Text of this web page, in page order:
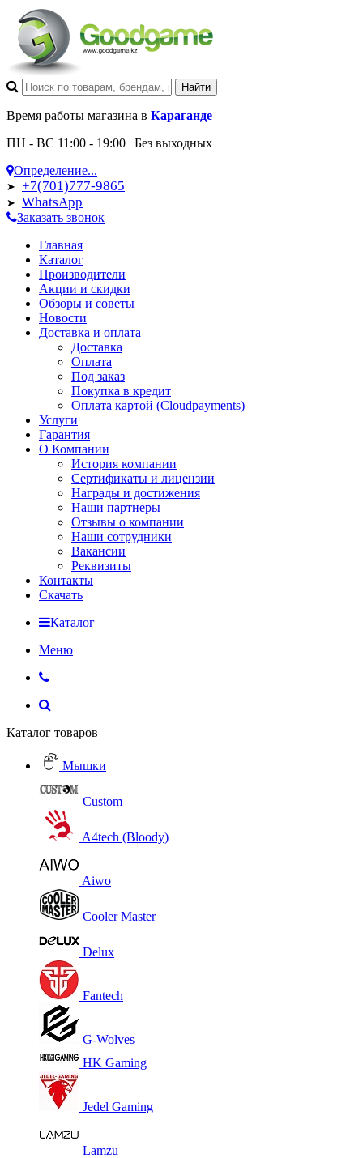
Время работы магазина в Караганде
ПН - ВС 11:00 - 19:00 | Без выходных
Определение...
➤ +7(701)777-9865
➤ WhatsApp
Заказать звонок
Главная
Каталог
Производители
Акции и скидки
Обзоры и советы
Новости
Доставка и оплата
Доставка
Оплата
Под заказ
Покупка в кредит
Оплата картой (Cloudpayments)
Услуги
Гарантия
О Компании
История компании
Сертификаты и лицензии
Награды и достижения
Наши партнеры
Отзывы о компании
Наши сотрудники
Вакансии
Реквизиты
Контакты
Скачать
Каталог
Меню
Каталог товаров
Мышки
Custom
A4tech (Bloody)
Aiwo
Cooler Master
Delux
Fantech
G-Wolves
HK Gaming
Jedel Gaming
Lamzu